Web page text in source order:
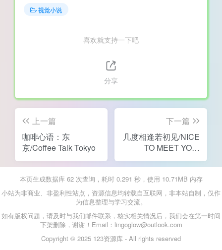
视觉小说
喜欢就支持一下吧
分享
上一篇
咖啡心语：东
京/Coffee Talk Tokyo
下一篇
几度相逢若初见/NICE
TO MEET YOU,
AGAIN
本页生成数据库 62 次查询，耗时 0.291 秒，使用 10.71MB 内存
小站为非商业、非盈利性站点，资源信息均转载自互联网，非本站自制，仅作
为信息整理与学习交流。
如有版权问题，请及时与我们邮件联系，核实相关情况后，我们会在第一时间
下架删除，谢谢！Email：lingoglow@outlook.com
Copyright © 2025 123资源库 - All rights reserved